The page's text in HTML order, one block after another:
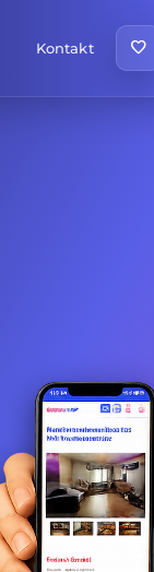
Kontakt favorite